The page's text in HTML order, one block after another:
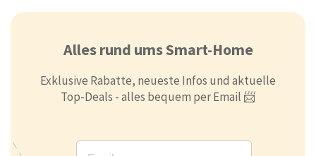
Alles rund ums Smart-Home
Exklusive Rabatte, neueste Infos und aktuelle
Top-Deals - alles bequem per Email 📨